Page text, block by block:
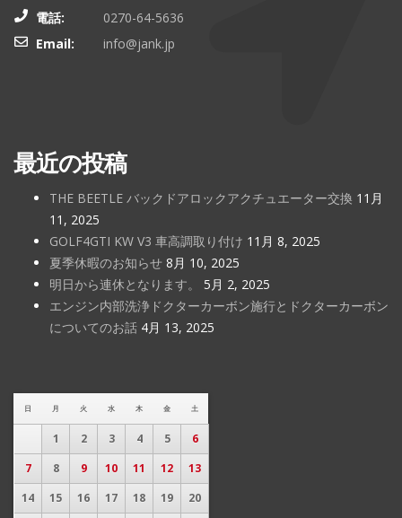
電話:
0270-64-5636
Email:
info@jank.jp
最近の投稿
THE BEETLE バックドアロックアクチュエーター交換 11月
11, 2025
GOLF4GTI KW V3 車高調取り付け 11月 8, 2025
夏季休暇のお知らせ 8月 10, 2025
明日から連休となります。
5月 2, 2025
エンジン内部洗浄ドクターカーボン施行とドクターカーボン
についてのお話 4月 13, 2025
日 月 火 水 木 金 土
1 2 3 4 5
6
7
8 9 10 11 12
13
14
15 16 17 18 19
20